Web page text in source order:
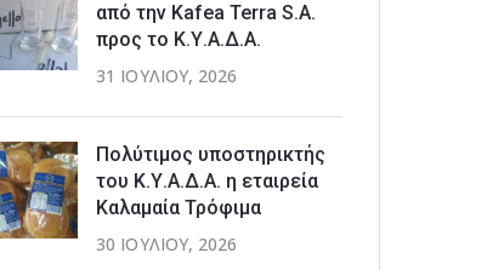
από την Kafea Terra S.A.
προς το Κ.Υ.Α.Δ.Α.
31 ΙΟΥΛΊΟΥ, 2026
Πολύτιμος υποστηρικτής
του Κ.Υ.Α.Δ.Α. η εταιρεία
Καλαμαία Τρόφιμα
30 ΙΟΥΛΊΟΥ, 2026